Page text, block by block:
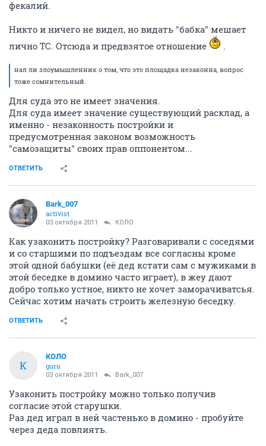
фекалий.
Никто и ничего не видел, но видать "бабка" мешает
лично ТС. Отсюда и предвзятое отношение
.
нал ли злоумышленник о том, что это площадка незаконна, вопрос
тоже сомнительный.
Для суда это не имеет значения.
Для суда имеет значение существующий расклад, а
именно - незаконность постройки и
предусмотренная законом возможность
"самозащиты" своих прав оппонентом...
ОТВЕТИТЬ
Bark_007
activist
03 октября 2011 КОЛО
Как узаконить постройку? Разговаривали с соседями
и со старшими по подъездам все согласны кроме
этой одной бабушки (её дед кстати сам с мужиками в
этой беседке в домино часто играет), в жеу дают
добро только устное, никто не хочет заморачиватсья.
Сейчас хотим начать строить железную беседку.
ОТВЕТИТЬ
К
КОЛО
guru
03 октября 2011 Bark_007
Узаконить постройку можно только получив
согласие этой старушки.
Раз дед играл в ней частенько в домино - пробуйте
через деда повлиять.